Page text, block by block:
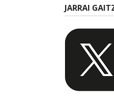
JARRAI